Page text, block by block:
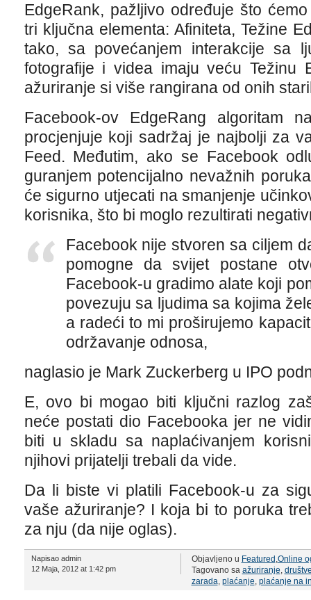
EdgeRank, pažljivo određuje što
tri ključna elementa: Afiniteta, Težine
tako, sa povećanjem interakcije sa
fotografije i videa imaju veću Težinu
ažuriranje si više rangirana od onih
Facebook-ov EdgeRang algoritam
procjenjuje koji sadržaj je najbolji za
Feed. Međutim, ako se Facebook
guranjem potencijalno nevažnih
će sigurno utjecati na smanjenje
korisnika, što bi moglo rezultirati
Facebook nije stvoren sa ciljem
pomogne da svijet postane
Facebook-u gradimo alate koji
povezuju sa ljudima sa kojima
a radeći to mi proširujemo
održavanje odnosa,
naglasio je Mark Zuckerberg u IPO
E, ovo bi mogao biti ključni razlog
neće postati dio Facebooka jer ne
biti u skladu sa naplaćivanjem
njihovi prijatelji trebali da vide.
Da li biste vi platili Facebook-u za
vaše ažuriranje? I koja bi to poruka
za nju (da nije oglas).
Napisao admin
12 Maja, 2012 at 1:42 pm
Objavljeno u Featured ,Online
Tagovano sa ažuriranje,
zarada, plaćanje, plaćanje na